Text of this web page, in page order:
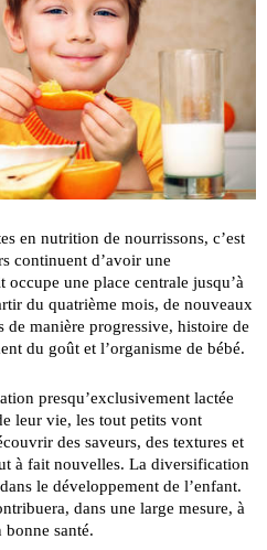
en nutrition de nourrissons, c’est
continuent d’avoir une
une place centrale jusqu’à
du quatrième mois, de nouveaux
manière progressive, histoire de
du goût et l’organisme de bébé.
presqu’exclusivement lactée
leur vie, les tout petits vont
des saveurs, des textures et
à fait nouvelles. La diversification
le développement de l’enfant.
dans une large mesure, à
santé.